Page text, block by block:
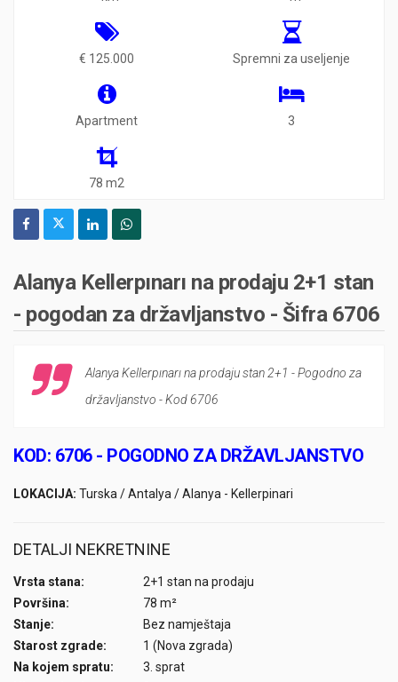
€ 125.000 Spremni za useljenje
Apartment 3
78 m2
Alanya Kellerpınarı na prodaju 2+1 stan
- pogodan za državljanstvo - Šifra 6706
Alanya Kellerpınarı na prodaju stan 2+1 - Pogodno za
državljanstvo - Kod 6706
KOD: 6706 - POGODNO ZA DRŽAVLJANSTVO
LOKACIJA: Turska / Antalya / Alanya - Kellerpinari
DETALJI NEKRETNINE
Vrsta stana:
2+1 stan na prodaju
Površina:
78 m²
Stanje:
Bez namještaja
Starost zgrade:
1 (Nova zgrada)
Na kojem spratu:
3. sprat